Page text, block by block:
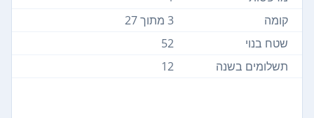
קומה
3 מתוך 27
שטח בנוי
52
תשלומים בשנה
12